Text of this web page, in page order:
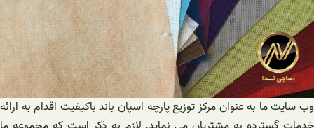
وب سایت ما به عنوان مرکز توزیع پارچه اسپان باند باکیفیت اقدام به ارائه